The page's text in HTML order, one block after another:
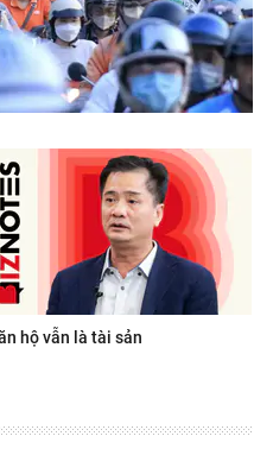
hộ vẫn là tài sản